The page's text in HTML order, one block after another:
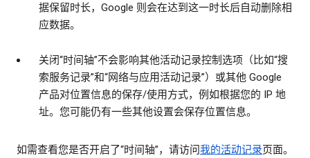
据保留时长，Google 则会在达到这一时长后自动删除相
应数据。
关闭“时间轴”不会影响其他活动记录控制选项（比如“搜
索服务记录”和“网络与应用活动记录”）或其他 Google
产品对位置信息的保存/使用方式，例如根据您的 IP 地
址。您可能仍有一些其他设置会保存位置信息。
如需查看您是否开启了“时间轴”，请访问我的活动记录页面。